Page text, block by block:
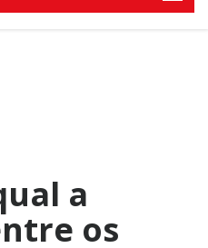
a
os